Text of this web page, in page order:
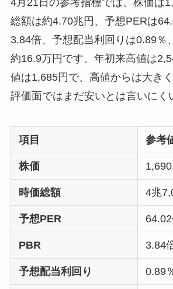
4月21日の参考指標では、株価は
総額は約4.70兆円、予想PERは
3.84倍、予想配当利回りは0.89％
約16.9万円です。年初来高値は
値は1,685円で、高値からは大き
評価面ではまだ安いとは言いにく
項目 参考
株価
時価総額 4兆
予想PER
PBR 3.84
予想配当利回り 0.89